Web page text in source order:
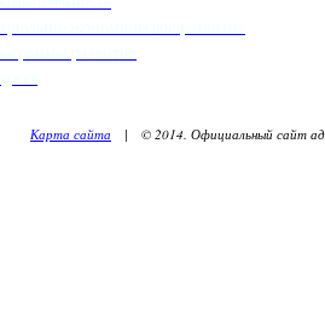
Карта сайта | © 2014. Официальный сайт